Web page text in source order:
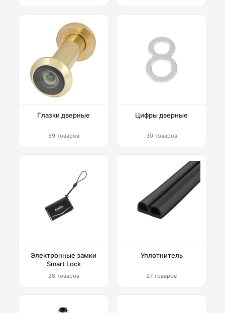
Глазки дверные
59 товаров
Цифры дверные
30 товаров
Электронные замки
Smart Lock
28 товаров
Уплотнитель
27 товаров